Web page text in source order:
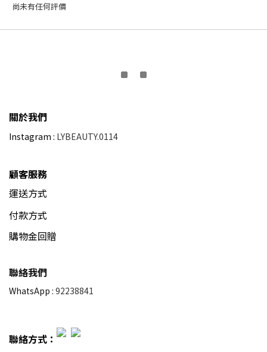
尚未有任何評價
關於我們
Instagram : LYBEAUTY.0114
顧客服務
運送方式
付款方式
購物金回贈
聯絡我們
WhatsApp : 92238841
聯絡方式：